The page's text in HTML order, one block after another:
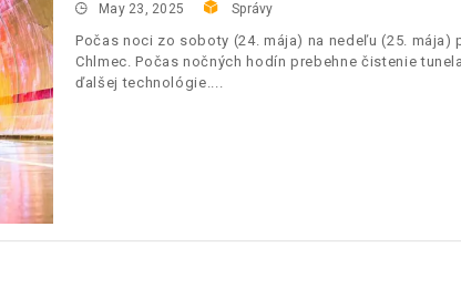
May 23, 2025 Správy
Počas noci zo soboty (24. mája) na nedeľu (25. mája)
Chlmec. Počas nočných hodín prebehne čistenie
ďalšej technológie.